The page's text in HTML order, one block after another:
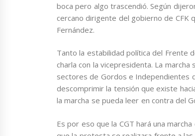
boca pero algo trascendió. Según
cercano dirigente del gobierno de CFK
Fernández.
Tanto la estabilidad política del Frente
charla con la vicepresidenta. La
sectores de Gordos e Independientes
descomprimir la tensión que existe
la marcha se pueda leer en contra del
Es por eso que la CGT hará una